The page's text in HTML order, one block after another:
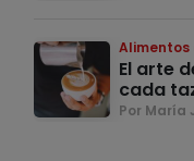
El arte
cada
Por María